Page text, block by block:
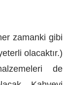
zamanki gibi
olacaktır.)
de